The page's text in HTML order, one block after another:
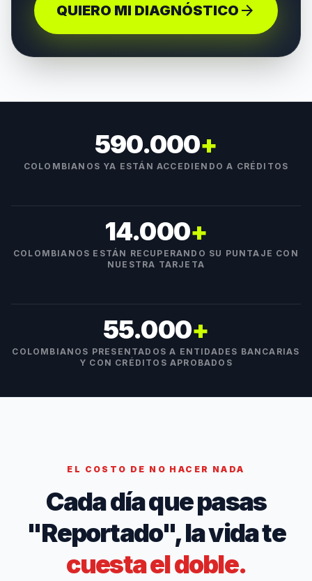
QUIERO MI DIAGNÓSTICO arrow_forward
590.000+
COLOMBIANOS YA ESTÁN ACCEDIENDO A CRÉDITOS
14.000+
COLOMBIANOS ESTÁN RECUPERANDO SU PUNTAJE CON
NUESTRA TARJETA
55.000+
COLOMBIANOS PRESENTADOS A ENTIDADES BANCARIAS
Y CON CRÉDITOS APROBADOS
EL COSTO DE NO HACER NADA
Cada día que pasas
"Reportado", la vida te
cuesta el doble.